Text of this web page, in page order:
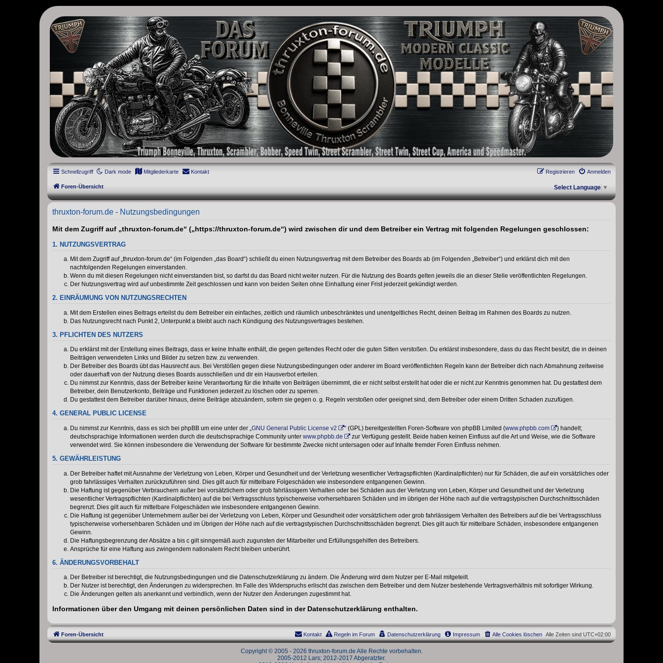
thruxton-forum.de
DAS FORUM! Alles rund um die Triumph Modern Classic Modelle. Das Forum für die New Bonneville Baureihen ab BJ 2001. Triumph Bonneville, Thruxton, Scrambler, Bobber, Speed Twin, Street Scrambler, Street Twin,
Street Cup, America und Speedmaster.
Schnellzugriff Dark mode Mitgliederkarte Kontakt Anmelden
Registrieren
Foren-Übersicht Select Language ▼
thruxton-forum.de - Nutzungsbedingungen
Mit dem Zugriff auf „thruxton-forum.de“ („https://thruxton-forum.de“) wird zwischen dir und dem Betreiber ein Vertrag mit folgenden Regelungen geschlossen:
1. NUTZUNGSVERTRAG
Mit dem Zugriff auf „thruxton-forum.de“ (im Folgenden „das Board“) schließt du einen Nutzungsvertrag mit dem Betreiber des Boards ab (im Folgenden „Betreiber“) und erklärst dich mit den
nachfolgenden Regelungen einverstanden.
Wenn du mit diesen Regelungen nicht einverstanden bist, so darfst du das Board nicht weiter nutzen. Für die Nutzung des Boards gelten jeweils die an dieser Stelle veröffentlichten Regelungen.
Der Nutzungsvertrag wird auf unbestimmte Zeit geschlossen und kann von beiden Seiten ohne Einhaltung einer Frist jederzeit gekündigt werden.
2. EINRÄUMUNG VON NUTZUNGSRECHTEN
Mit dem Erstellen eines Beitrags erteilst du dem Betreiber ein einfaches, zeitlich und räumlich unbeschränktes und unentgeltliches Recht, deinen Beitrag im Rahmen des Boards zu nutzen.
Das Nutzungsrecht nach Punkt 2, Unterpunkt a bleibt auch nach Kündigung des Nutzungsvertrages bestehen.
3. PFLICHTEN DES NUTZERS
Du erklärst mit der Erstellung eines Beitrags, dass er keine Inhalte enthält, die gegen geltendes Recht oder die guten Sitten verstoßen. Du erklärst insbesondere, dass du das Recht besitzt, die in deinen
Beiträgen verwendeten Links und Bilder zu setzen bzw. zu verwenden.
Der Betreiber des Boards übt das Hausrecht aus. Bei Verstößen gegen diese Nutzungsbedingungen oder anderer im Board veröffentlichten Regeln kann der Betreiber dich nach Abmahnung zeitweise
oder dauerhaft von der Nutzung dieses Boards ausschließen und dir ein Hausverbot erteilen.
Du nimmst zur Kenntnis, dass der Betreiber keine Verantwortung für die Inhalte von Beiträgen übernimmt, die er nicht selbst erstellt hat oder die er nicht zur Kenntnis genommen hat. Du gestattest dem
Betreiber, dein Benutzerkonto, Beiträge und Funktionen jederzeit zu löschen oder zu sperren.
Du gestattest dem Betreiber darüber hinaus, deine Beiträge abzuändern, sofern sie gegen o. g. Regeln verstoßen oder geeignet sind, dem Betreiber oder einem Dritten Schaden zuzufügen.
4. GENERAL PUBLIC LICENSE
Du nimmst zur Kenntnis, dass es sich bei phpBB um eine unter der „ GNU General Public License v2 “ (GPL) bereitgestellten Foren-Software von phpBB Limited (www.phpbb.com
) handelt;
deutschsprachige Informationen werden durch die deutschsprachige Community unter www.phpbb.de
zur Verfügung gestellt. Beide haben keinen Einfluss auf die Art und Weise, wie die Software
verwendet wird. Sie können insbesondere die Verwendung der Software für bestimmte Zwecke nicht untersagen oder auf Inhalte fremder Foren Einfluss nehmen.
5. GEWÄHRLEISTUNG
Der Betreiber haftet mit Ausnahme der Verletzung von Leben, Körper und Gesundheit und der Verletzung wesentlicher Vertragspflichten (Kardinalpflichten) nur für Schäden, die auf ein vorsätzliches oder
grob fahrlässiges Verhalten zurückzuführen sind. Dies gilt auch für mittelbare Folgeschäden wie insbesondere entgangenen Gewinn.
Die Haftung ist gegenüber Verbrauchern außer bei vorsätzlichem oder grob fahrlässigem Verhalten oder bei Schäden aus der Verletzung von Leben, Körper und Gesundheit und der Verletzung
wesentlicher Vertragspflichten (Kardinalpflichten) auf die bei Vertragsschluss typischerweise vorhersehbaren Schäden und im übrigen der Höhe nach auf die vertragstypischen Durchschnittsschäden
begrenzt. Dies gilt auch für mittelbare Folgeschäden wie insbesondere entgangenen Gewinn.
Die Haftung ist gegenüber Unternehmern außer bei der Verletzung von Leben, Körper und Gesundheit oder vorsätzlichem oder grob fahrlässigem Verhalten des Betreibers auf die bei Vertragsschluss
typischerweise vorhersehbaren Schäden und im Übrigen der Höhe nach auf die vertragstypischen Durchschnittsschäden begrenzt. Dies gilt auch für mittelbare Schäden, insbesondere entgangenen
Gewinn.
Die Haftungsbegrenzung der Absätze a bis c gilt sinngemäß auch zugunsten der Mitarbeiter und Erfüllungsgehilfen des Betreibers.
Ansprüche für eine Haftung aus zwingendem nationalem Recht bleiben unberührt.
6. ÄNDERUNGSVORBEHALT
Der Betreiber ist berechtigt, die Nutzungsbedingungen und die Datenschutzerklärung zu ändern. Die Änderung wird dem Nutzer per E-Mail mitgeteilt.
Der Nutzer ist berechtigt, den Änderungen zu widersprechen. Im Falle des Widerspruchs erlischt das zwischen dem Betreiber und dem Nutzer bestehende Vertragsverhältnis mit sofortiger Wirkung.
Die Änderungen gelten als anerkannt und verbindlich, wenn der Nutzer den Änderungen zugestimmt hat.
Informationen über den Umgang mit deinen persönlichen Daten sind in der Datenschutzerklärung enthalten.
Foren-Übersicht Alle Zeiten sind UTC+02:00
Alle Cookies löschen
Impressum
Datenschutzerklärung
Regeln im Forum
Kontakt
Copyright © 2005 - 2026 thruxton-forum.de Alle Rechte vorbehalten.
2005-2012 Lars; 2012-2017 Abgeratzter.